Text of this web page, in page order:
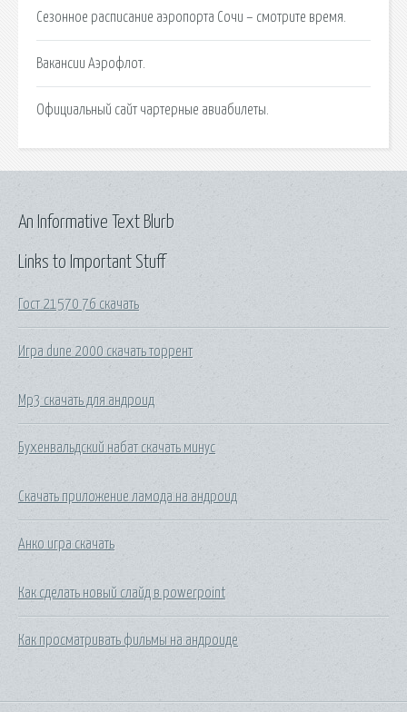
Сезонное расписание аэропорта Сочи – смотрите время.
Вакансии Аэрофлот.
Официальный сайт чартерные авиабилеты.
Links to Important Stuff
Гост 21570 76 скачать
Игра dune 2000 скачать торрент
Mp3 скачать для андроид
Бухенвальдский набат скачать минус
Скачать приложение ламода на андроид
Анко игра скачать
Как сделать новый слайд в powerpoint
Как просматривать фильмы на андроиде
An Informative Text Blurb